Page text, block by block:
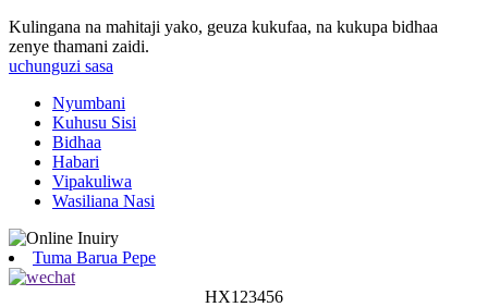
Kulingana na mahitaji yako, geuza kukufaa, na kukupa bidhaa
zenye thamani zaidi.
uchunguzi sasa
Nyumbani
Kuhusu Sisi
Bidhaa
Habari
Vipakuliwa
Wasiliana Nasi
Tuma Barua Pepe
HX123456